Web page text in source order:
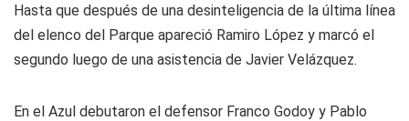
Hasta que después de una desinteligencia de la última línea
del elenco del Parque apareció Ramiro López y marcó el
segundo luego de una asistencia de Javier Velázquez.
En el Azul debutaron el defensor Franco Godoy y Pablo